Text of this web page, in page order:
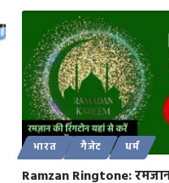
भारत गैजेट धर्म
Ramzan Ringtone: